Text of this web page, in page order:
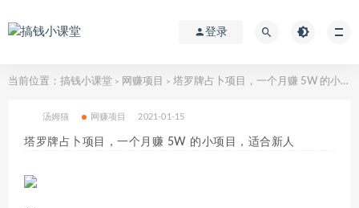
登录
当前位置： 搞钱小课堂 > 网赚项目 > 塔罗牌占卜项目，一个月赚 5W 的小项目，适合新人
汤姆猫 网赚项目 2021-01-15
塔罗牌占卜项目，一个月赚 5W 的小项目，适合新人